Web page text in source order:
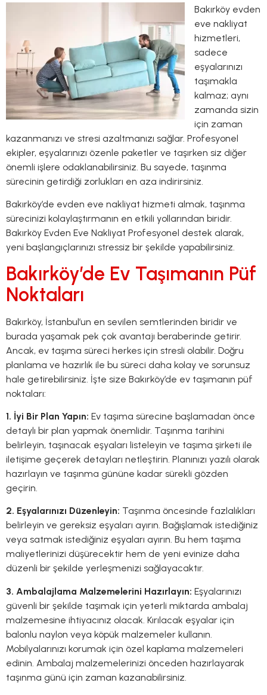
Bakırköy evden
eve nakliyat
hizmetleri,
sadece
eşyalarınızı
taşımakla
kalmaz; aynı
zamanda sizin
için zaman
kazanmanızı ve stresi azaltmanızı sağlar. Profesyonel
ekipler, eşyalarınızı özenle paketler ve taşırken siz diğer
önemli işlere odaklanabilirsiniz. Bu sayede, taşınma
sürecinin getirdiği zorlukları en aza indirirsiniz.
Bakırköy’de evden eve nakliyat hizmeti almak, taşınma
sürecinizi kolaylaştırmanın en etkili yollarından biridir.
Bakırköy Evden Eve Nakliyat Profesyonel destek alarak,
yeni başlangıçlarınızı stressiz bir şekilde yapabilirsiniz.
Bakırköy’de Ev Taşımanın Püf
Noktaları
Bakırköy, İstanbul’un en sevilen semtlerinden biridir ve
burada yaşamak pek çok avantajı beraberinde getirir.
Ancak, ev taşıma süreci herkes için stresli olabilir. Doğru
planlama ve hazırlık ile bu süreci daha kolay ve sorunsuz
hale getirebilirsiniz. İşte size Bakırköy’de ev taşımanın püf
noktaları:
1. İyi Bir Plan Yapın: Ev taşıma sürecine başlamadan önce
detaylı bir plan yapmak önemlidir. Taşınma tarihini
belirleyin, taşınacak eşyaları listeleyin ve taşıma şirketi ile
iletişime geçerek detayları netleştirin. Planınızı yazılı olarak
hazırlayın ve taşınma gününe kadar sürekli gözden
geçirin.
2. Eşyalarınızı Düzenleyin: Taşınma öncesinde fazlalıkları
belirleyin ve gereksiz eşyaları ayırın. Bağışlamak istediğiniz
veya satmak istediğiniz eşyaları ayırın. Bu hem taşıma
maliyetlerinizi düşürecektir hem de yeni evinize daha
düzenli bir şekilde yerleşmenizi sağlayacaktır.
3. Ambalajlama Malzemelerini Hazırlayın: Eşyalarınızı
güvenli bir şekilde taşımak için yeterli miktarda ambalaj
malzemesine ihtiyacınız olacak. Kırılacak eşyalar için
balonlu naylon veya köpük malzemeler kullanın.
Mobilyalarınızı korumak için özel kaplama malzemeleri
edinin. Ambalaj malzemelerinizi önceden hazırlayarak
taşınma günü için zaman kazanabilirsiniz.